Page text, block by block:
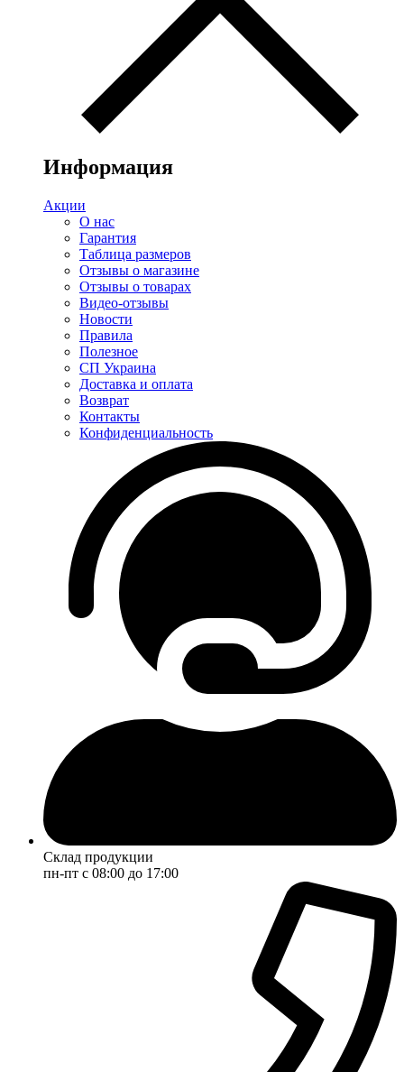
Информация
Акции
О нас
Гарантия
Таблица размеров
Отзывы о магазине
Отзывы о товарах
Видео-отзывы
Новости
Правила
Полезное
СП Украина
Доставка и оплата
Возврат
Контакты
Конфиденциальность
Склад продукции
пн-пт с 08:00 до 17:00